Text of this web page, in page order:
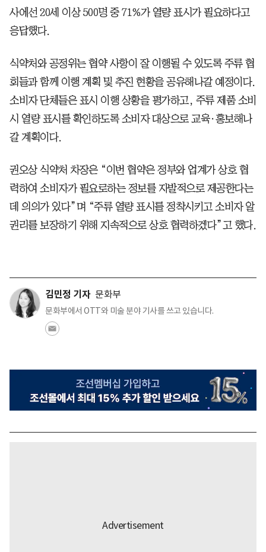
사에선 20세 이상 500명 중 71%가 열량 표시가 필요하다고
응답했다.
식약처와 공정위는 협약 사항이 잘 이행될 수 있도록 주류 협
회들과 함께 이행 계획 및 추진 현황을 공유해나갈 예정이다.
소비자 단체들은 표시 이행 상황을 평가하고, 주류 제품 소비
시 열량 표시를 확인하도록 소비자 대상으로 교육·홍보해나
갈 계획이다.
권오상 식약처 차장은 “이번 협약은 정부와 업계가 상호 협
력하여 소비자가 필요로하는 정보를 자발적으로 제공한다는
데 의의가 있다”며 “주류 열량 표시를 정착시키고 소비자 알
권리를 보장하기 위해 지속적으로 상호 협력하겠다”고 했다.
김민정 기자 문화부
문화부에서 OTT와 미술 분야 기사를 쓰고 있습니다.